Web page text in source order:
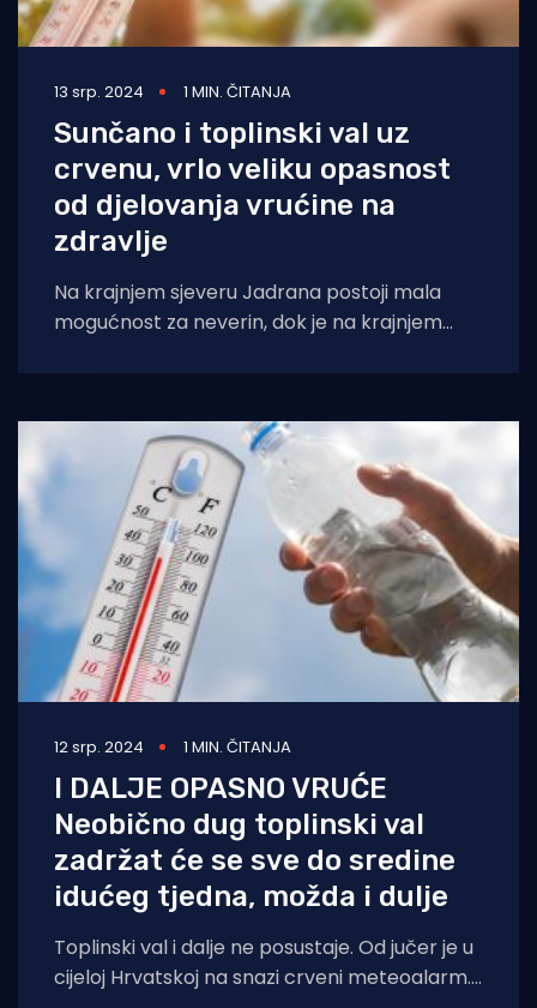
13 srp. 2024 1 MIN. ČITANJA
Sunčano i toplinski val uz
crvenu, vrlo veliku opasnost
od djelovanja vrućine na
zdravlje
Na krajnjem sjeveru Jadrana postoji mala
mogućnost za neverin, dok je na krajnjem
12 srp. 2024 1 MIN. ČITANJA
I DALJE OPASNO VRUĆE
Neobično dug toplinski val
zadržat će se sve do sredine
idućeg tjedna, možda i dulje
Toplinski val i dalje ne posustaje. Od jučer je u
cijeloj Hrvatskoj na snazi crveni meteoalarm.